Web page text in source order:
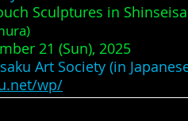
Sculptures in
21 (Sun), 2025
Art Society (in
wp/